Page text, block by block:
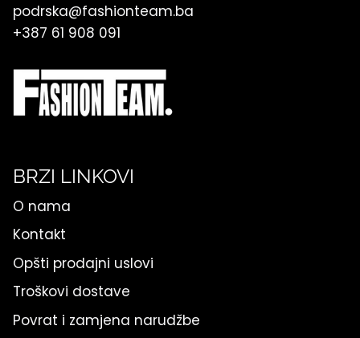
podrska@fashionteam.ba
+387 61 908 091
BRZI LINKOVI
O nama
Kontakt
Opšti prodajni uslovi
Troškovi dostave
Povrat i zamjena narudžbe